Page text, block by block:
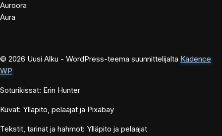
Auroora
Aura
© 2026 Uusi Alku - WordPress-teema suunnittelijalta Kadence
WP
Soturikissat: Erin Hunter
Kuvat: Ylläpito, pelaajat ja Pixabay
Tekstit, tarinat ja hahmot: Ylläpito ja pelaajat